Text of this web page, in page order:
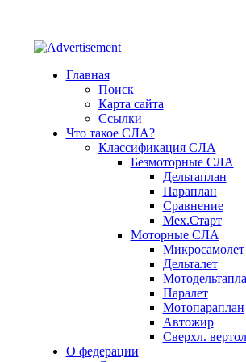
Главная
Поиск
Карта сайта
Ссылки
Что такое СЛА?
Классификация СЛА
Безмоторные СЛА
Дельтаплан
Параплан
Сравнение
Мех.Старт
Моторные СЛА
Микросамолет
Дельталет
Паралет
Мотопараплан
Автожир
Сверхл.
О федерации